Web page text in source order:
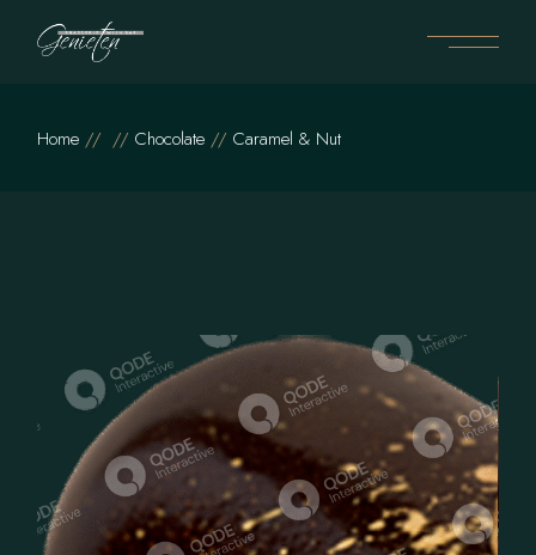
Home Chocolate Caramel & Nut